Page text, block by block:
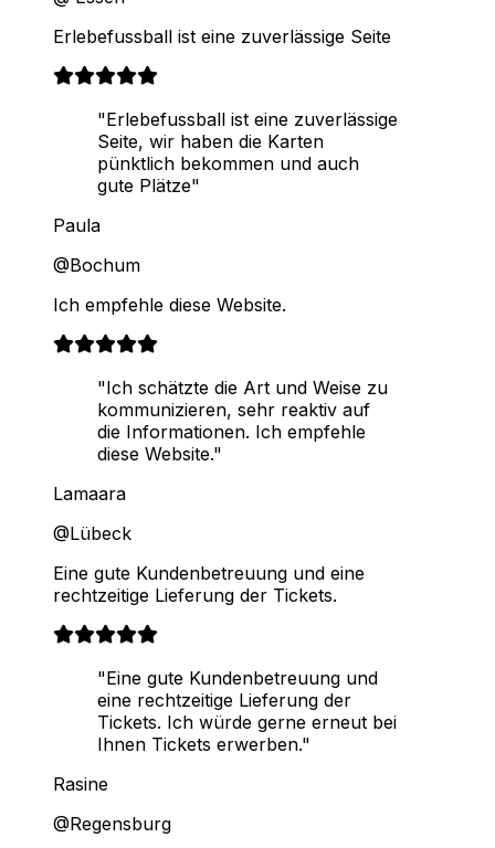
Erlebefussball ist eine zuverlässige Seite
"Erlebefussball ist eine zuverlässige
Seite, wir haben die Karten
pünktlich bekommen und auch
gute Plätze"
Paula
@Bochum
Ich empfehle diese Website.
"Ich schätzte die Art und Weise zu
kommunizieren, sehr reaktiv auf
die Informationen. Ich empfehle
diese Website."
Lamaara
@Lübeck
Eine gute Kundenbetreuung und eine
rechtzeitige Lieferung der Tickets.
"Eine gute Kundenbetreuung und
eine rechtzeitige Lieferung der
Tickets. Ich würde gerne erneut bei
Ihnen Tickets erwerben."
Rasine
@Regensburg